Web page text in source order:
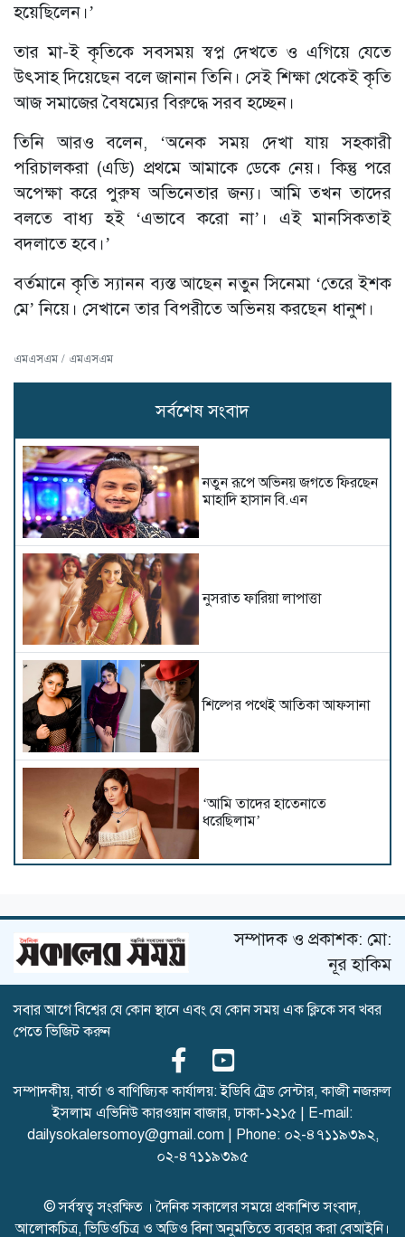
হয়েছিলেন।’
তার মা-ই কৃতিকে সবসময় স্বপ্ন দেখতে ও এগিয়ে যেতে
উৎসাহ দিয়েছেন বলে জানান তিনি। সেই শিক্ষা থেকেই কৃতি
আজ সমাজের বৈষম্যের বিরুদ্ধে সরব হচ্ছেন।
তিনি আরও বলেন, ‘অনেক সময় দেখা যায় সহকারী
পরিচালকরা (এডি) প্রথমে আমাকে ডেকে নেয়। কিন্তু পরে
অপেক্ষা করে পুরুষ অভিনেতার জন্য। আমি তখন তাদের
বলতে বাধ্য হই ‘এভাবে করো না’। এই মানসিকতাই
বদলাতে হবে।’
বর্তমানে কৃতি স্যানন ব্যস্ত আছেন নতুন সিনেমা ‘তেরে ইশক
মে’ নিয়ে। সেখানে তার বিপরীতে অভিনয় করছেন ধানুশ।
এমএসএম / এমএসএম
সর্বশেষ সংবাদ
নতুন রূপে অভিনয় জগতে ফিরছেন
মাহাদি হাসান বি.এন
নুসরাত ফারিয়া লাপাত্তা
শিল্পের পথেই আতিকা আফসানা
‘আমি তাদের হাতেনাতে
ধরেছিলাম’
ছাড়তে হয় নীহারিকাকে!
‘জেন-জি’ নিয়ে সুর বদলালেন
আট বছর পর সিনেমায় প্রীতি
কাঁধখোলা গাউনে নজর কাড়লেন
সম্পাদক ও প্রকাশক: মো:
নূর হাকিম
সবার আগে বিশ্বের যে কোন স্থানে এবং যে কোন সময় এক ক্লিকে সব খবর
পেতে ভিজিট করুন
সম্পাদকীয়, বার্তা ও বাণিজ্যিক কার্যালয়: ইডিবি ট্রেড সেন্টার, কাজী নজরুল
ইসলাম এভিনিউ কারওয়ান বাজার, ঢাকা-১২১৫ | E-mail:
dailysokalersomoy@gmail.com | Phone: ০২-৪৭১১৯৩৯২,
০২-৪৭১১৯৩৯৫
© সর্বস্বত্ব সংরক্ষিত । দৈনিক সকালের সময়ে প্রকাশিত সংবাদ,
আলোকচিত্র, ভিডিওচিত্র ও অডিও বিনা অনুমতিতে ব্যবহার করা বেআইনি।